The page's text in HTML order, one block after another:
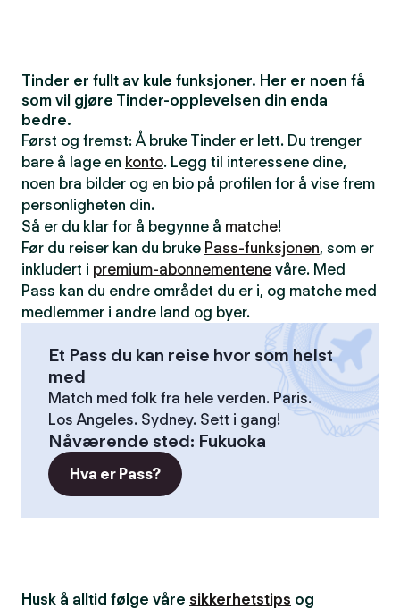
Tinder er fullt av kule funksjoner. Her er noen få
som vil gjøre Tinder-opplevelsen din enda
bedre.
Først og fremst: Å bruke Tinder er lett. Du trenger
bare å lage en konto. Legg til interessene dine,
noen bra bilder og en bio på profilen for å vise frem
personligheten din.
Så er du klar for å begynne å matche!
Før du reiser kan du bruke Pass-funksjonen, som er
inkludert i premium-abonnementene våre. Med
Pass kan du endre området du er i, og matche med
medlemmer i andre land og byer.
Et Pass du kan reise hvor som helst
med
Match med folk fra hele verden. Paris.
Los Angeles. Sydney. Sett i gang!
Nåværende sted: Fukuoka
Hva er Pass?
Husk å alltid følge våre sikkerhetstips og